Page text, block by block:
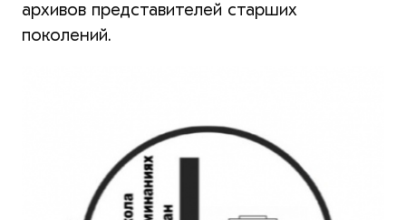
архивов представителей старших
поколений.